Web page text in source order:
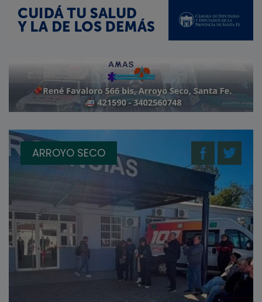
ARROYO SECO